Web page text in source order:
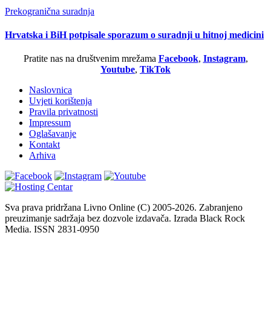
Prekogranična suradnja
Hrvatska i BiH potpisale sporazum o suradnji u hitnoj medicini
Pratite nas na društvenim mrežama Facebook, Instagram,
Youtube, TikTok
Naslovnica
Uvjeti korištenja
Pravila privatnosti
Impressum
Oglašavanje
Kontakt
Arhiva
Sva prava pridržana Livno Online (C) 2005-2026. Zabranjeno
preuzimanje sadržaja bez dozvole izdavača. Izrada Black Rock
Media. ISSN 2831-0950